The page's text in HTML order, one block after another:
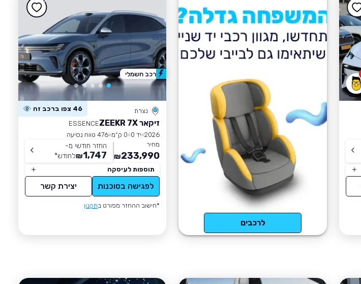
לרכבים
נצרת 46 צפו ברכב זה
זיקאר ZEEKR 7X
ESSENCE
2026 יד 0 0 ק״מ
476 טווח נסיעה
מחיר
233,990
₪
החזר חודשי מ-
1,747
₪לחודש*
תוספות לעיסקה
לפגישה בסוכנות יצירת קשר
*חישוב ההחזר מפורט בתקנון
רכב חשמלי